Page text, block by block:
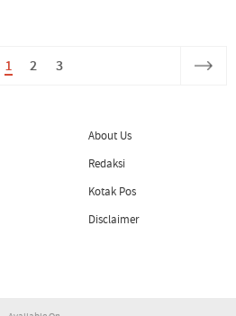
1 2 3
About Us
Redaksi
Kotak Pos
Disclaimer